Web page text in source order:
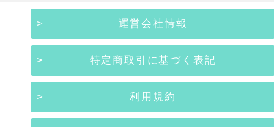
運営会社情報
特定商取引に基づく表記
利用規約